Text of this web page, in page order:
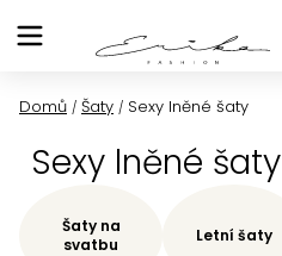
na
Domů / Šaty / Sexy lněné šaty
Sexy lněné šaty
Šaty na
svatbu
Letní šaty